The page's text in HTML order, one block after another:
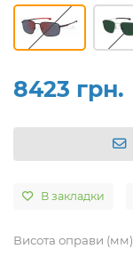
8423 грн.
В закладки
Висота оправи (мм)